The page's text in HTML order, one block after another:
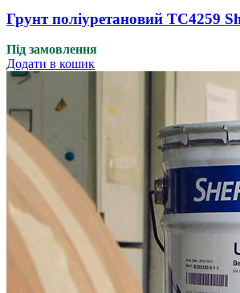
Грунт поліуретановий ТС4259
Під замовлення
Додати в кошик